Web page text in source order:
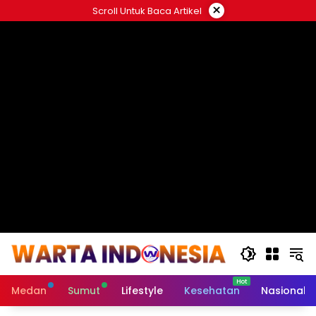
ke
Scroll Untuk Baca Artikel ×
Medan Sumut Lifestyle Kesehatan Nasional